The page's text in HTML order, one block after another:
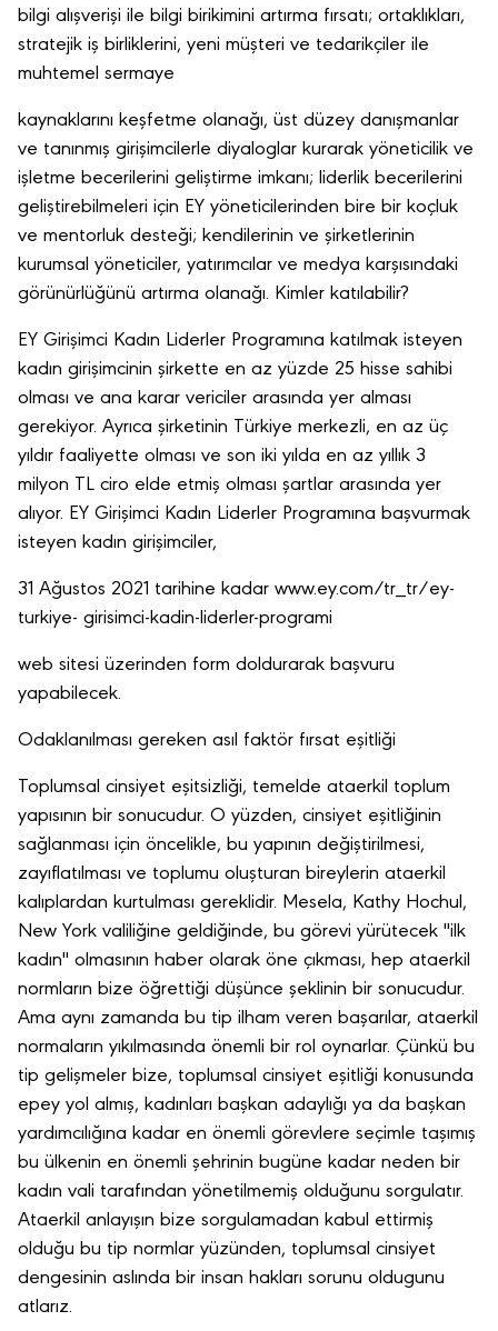
bilgi alışverişi ile bilgi birikimini artırma fırsatı; ortaklıkları,
stratejik iş birliklerini, yeni müşteri ve tedarikçiler ile
muhtemel sermaye
kaynaklarını keşfetme olanağı, üst düzey danışmanlar
ve tanınmış girişimcilerle diyaloglar kurarak yöneticilik ve
işletme becerilerini geliştirme imkanı; liderlik becerilerini
geliştirebilmeleri için EY yöneticilerinden bire bir koçluk
ve mentorluk desteği; kendilerinin ve şirketlerinin
kurumsal yöneticiler, yatırımcılar ve medya karşısındaki
görünürlüğünü artırma olanağı. Kimler katılabilir?
EY Girişimci Kadın Liderler Programına katılmak isteyen
kadın girişimcinin şirkette en az yüzde 25 hisse sahibi
olması ve ana karar vericiler arasında yer alması
gerekiyor. Ayrıca şirketinin Türkiye merkezli, en az üç
yıldır faaliyette olması ve son iki yılda en az yıllık 3
milyon TL ciro elde etmiş olması şartlar arasında yer
alıyor. EY Girişimci Kadın Liderler Programına başvurmak
isteyen kadın girişimciler,
31 Ağustos 2021 tarihine kadar www.ey.com/tr_tr/ey-
turkiye- girisimci-kadin-liderler-programi
web sitesi üzerinden form doldurarak başvuru
yapabilecek.
Odaklanılması gereken asıl faktör fırsat eşitliği
Toplumsal cinsiyet eşitsizliği, temelde ataerkil toplum
yapısının bir sonucudur. O yüzden, cinsiyet eşitliğinin
sağlanması için öncelikle, bu yapının değiştirilmesi,
zayıflatılması ve toplumu oluşturan bireylerin ataerkil
kalıplardan kurtulması gereklidir. Mesela, Kathy Hochul,
New York valiliğine geldiğinde, bu görevi yürütecek "ilk
kadın" olmasının haber olarak öne çıkması, hep ataerkil
normların bize öğrettiği düşünce şeklinin bir sonucudur.
Ama aynı zamanda bu tip ilham veren başarılar, ataerkil
normaların yıkılmasında önemli bir rol oynarlar. Çünkü bu
tip gelişmeler bize, toplumsal cinsiyet eşitliği konusunda
epey yol almış, kadınları başkan adaylığı ya da başkan
yardımcılığına kadar en önemli görevlere seçimle taşımış
bu ülkenin en önemli şehrinin bugüne kadar neden bir
kadın vali tarafından yönetilmemiş olduğunu sorgulatır.
Ataerkil anlayışın bize sorgulamadan kabul ettirmiş
olduğu bu tip normlar yüzünden, toplumsal cinsiyet
dengesinin aslında bir insan hakları sorunu oldugunu
atlarız.